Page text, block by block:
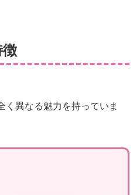
く異なる魅力を持っていま